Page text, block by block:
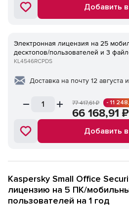
Добавить
Электронная лицензия на 25
десктопов/пользователей и 3
KL4546RCPDS
Доставка на почту 12 августа
77 417,61₽ - 11
66 168,91 ₽
Добавить
Kaspersky Small Office
лицензию на 5 ПК/
пользователей на 1 год